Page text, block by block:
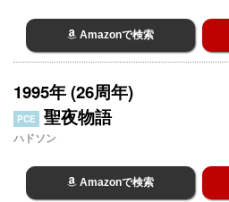
Amazonで検索
1995年 (26周年)
PCE 聖夜物語
ハドソン
Amazonで検索